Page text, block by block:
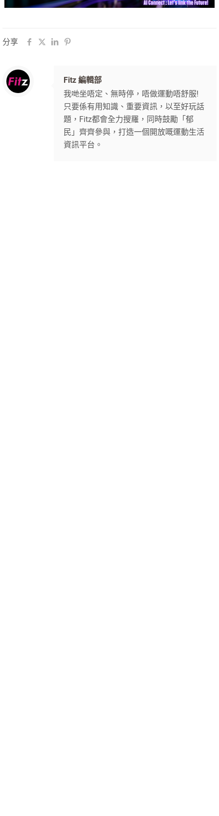
分享
Fitz 編輯部
我哋坐唔定、無時停，唔做運動唔舒服!
只要係有用知識、重要資訊，以至好玩話
題，Fitz都會全力搜羅，同時鼓勵「郁
民」齊齊參與，打造一個開放嘅運動生活
資訊平台。